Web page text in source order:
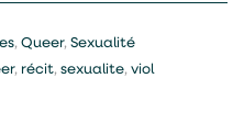
, Queer, Sexualité
, récit, sexualite, viol